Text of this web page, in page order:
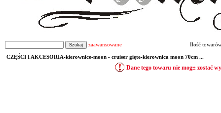
zaawansowane Ilość
CZĘŚCI I AKCESORIA-kierownice-moon - cruiser gięte-kierownica moon 70cm ...
Dane tego towaru nie mog± zostać